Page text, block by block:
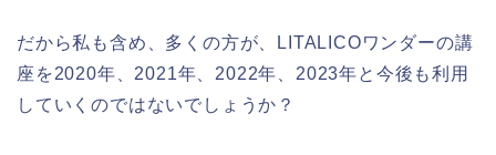
だから私も含め、多くの方が、LITALICOワンダーの講
座を2020年、2021年、2022年、2023年と今後も利用
していくのではないでしょうか？